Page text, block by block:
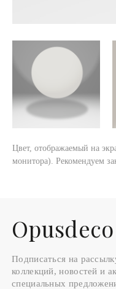
Цвет, отображаемый на
монитора). Рекомендуем
Оpusdeco
Подписаться на
коллекций, новостей и
специальных